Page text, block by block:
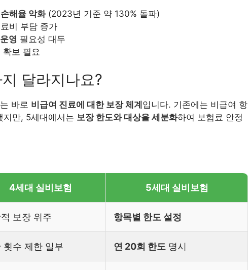
해율 악화(2023년 기준 약 130% 돌파)
비 부담 증가
영 필요성 대두
확보 필요
달라지나요?
바로 비급여 진료에 대한 보장 체계 입니다. 기존에는 비급여 항
지만, 5세대에서는 보장 한도와 대상을 세분화하여 보험료 안정
4세대 실비보험 5세대 실비보험
보장 위주 항목별 한도 설정
횟수 제한 일부 연 20회 한도 명시